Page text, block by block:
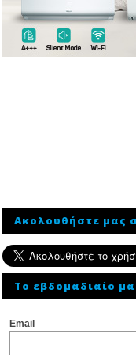
Ακολουθήστε μας
To εβδομαδιαίο
Email